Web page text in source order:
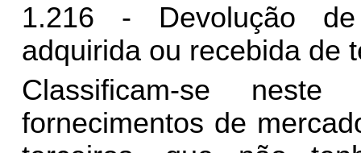
1.216 - Devolução
adquirida ou recebida de
Classificam-se
fornecimentos de